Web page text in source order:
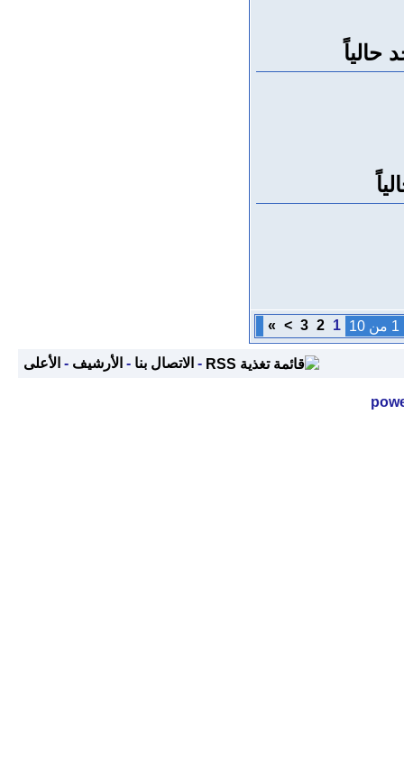
1
2
3
>
»
- الاتصال بنا - الأرشيف - الأعلى